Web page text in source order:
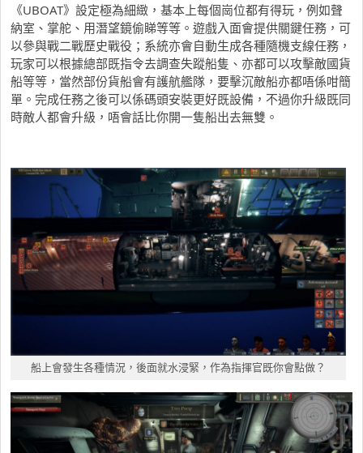
《UBOAT》設定極為細緻，基本上每個崗位都有得玩，例如聲
納室、掌舵、用潛望鏡偷睇等等。遊戲入面會提供關鍵任務，可
以參與戰二戰歷史戰役；系統亦會自動生成各種隨機支線任務，
玩家可以根據總部既指令去調查失蹤船隻、亦都可以攻擊敵國貨
船等等，當然部份貨船會有護航艦隊，要擊沉敵船亦都唔係咁簡
單。完成任務之後可以係碼頭安裝更好既設備，不過你升級既同
時敵人都會升級，唔會話比你開一隻船出去無雙。
船上會發生各種情況，後面就水浸緊，作為指揮官既你會點做？